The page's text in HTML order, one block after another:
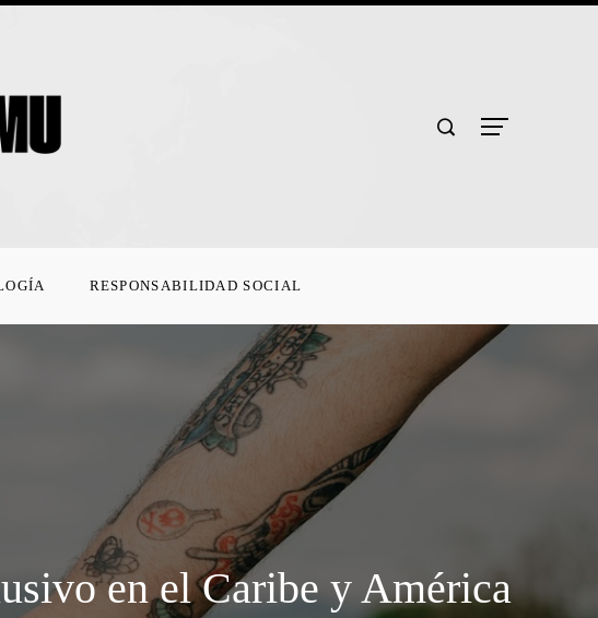
RESPONSABILIDAD SOCIAL
en el Caribe y América